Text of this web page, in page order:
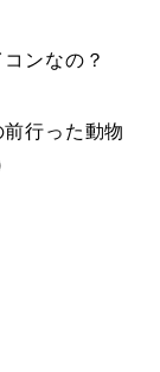
ンなの？
行った動物